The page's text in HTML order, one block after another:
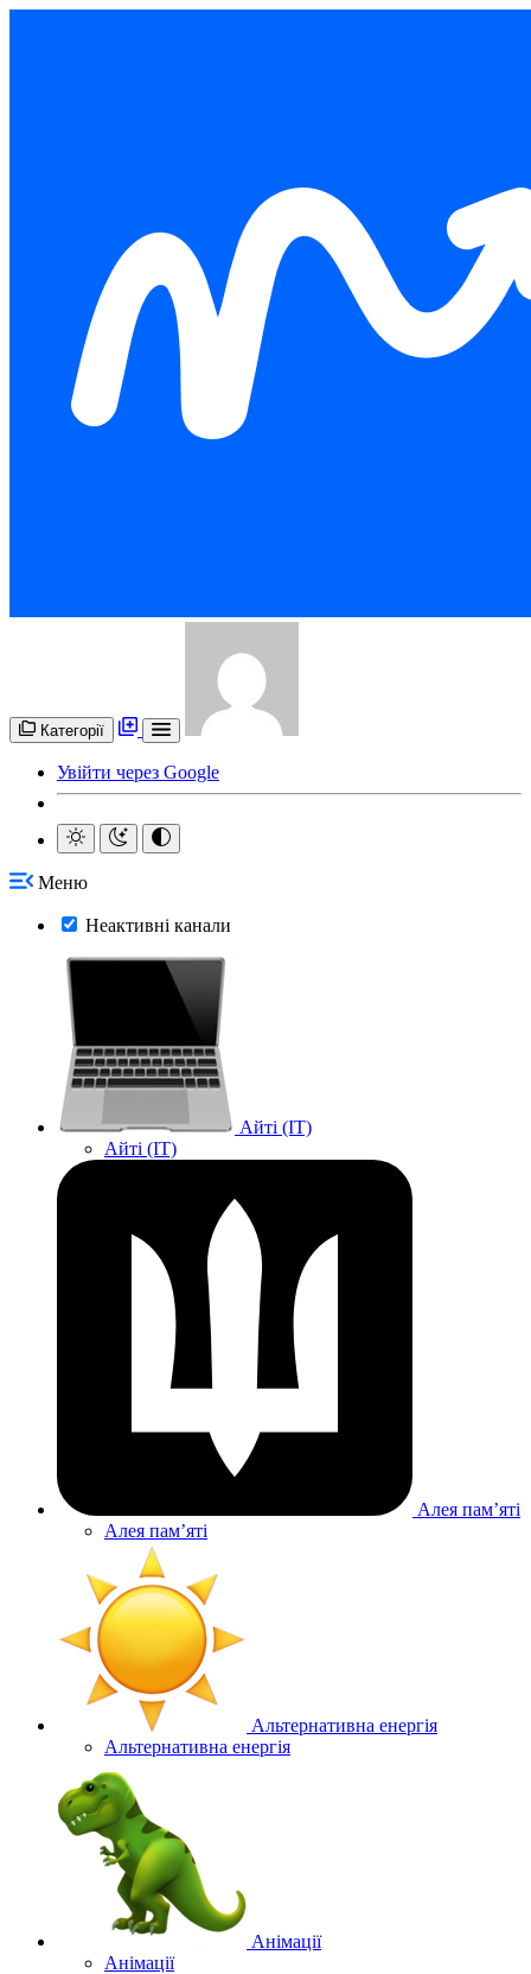
Категорії
Увійти через Google
Меню
Неактивні канали
Айті (IT)
Айті (IT)
Алея памʼяті
Алея памʼяті
Альтернативна енергія
Альтернативна енергія
Анімації
Анімації